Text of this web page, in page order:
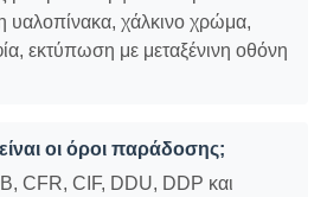
χάλκινο χρώμα,
εκτύπωση με μεταξένινη οθόνη
οι όροι παράδοσης;
CFR, CIF, DDU, DDP και